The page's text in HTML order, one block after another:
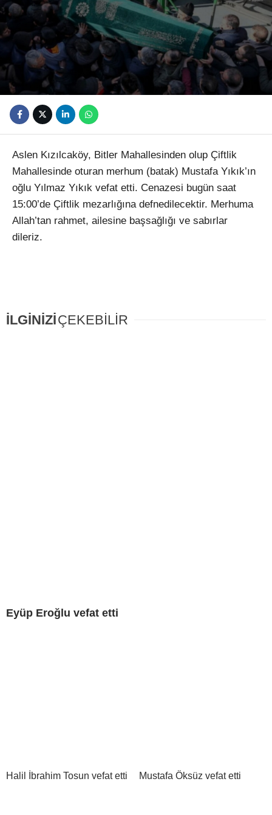
Youtube
Aslen Kızılcaköy, Bitler Mahallesinden olup Çiftlik
Mahallesinde oturan merhum (batak) Mustafa Yıkık’ın
oğlu Yılmaz Yıkık vefat etti. Cenazesi bugün saat
15:00’de Çiftlik mezarlığına defnedilecektir. Merhuma
Allah’tan rahmet, ailesine başsağlığı ve sabırlar
dileriz.
İLGİNİZİÇEKEBİLİR
Eyüp Eroğlu vefat etti
Halil İbrahim Tosun vefat etti Mustafa Öksüz vefat etti